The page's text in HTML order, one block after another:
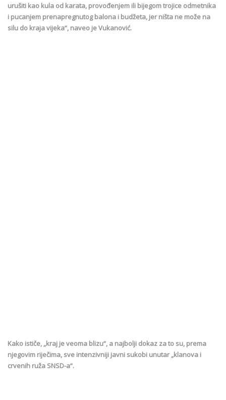
urušiti kao kula od karata, provođenjem ili bijegom trojice odmetnika
i pucanjem prenapregnutog balona i budžeta, jer ništa ne može na
silu do kraja vijeka“, naveo je Vukanović.
Kako ističe, „kraj je veoma blizu“, a najbolji dokaz za to su, prema
njegovim riječima, sve intenzivniji javni sukobi unutar „klanova i
crvenih ruža SNSD-a“.